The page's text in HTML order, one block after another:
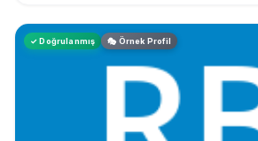
✓ Doğrulanmış 🎭 Örnek Profil